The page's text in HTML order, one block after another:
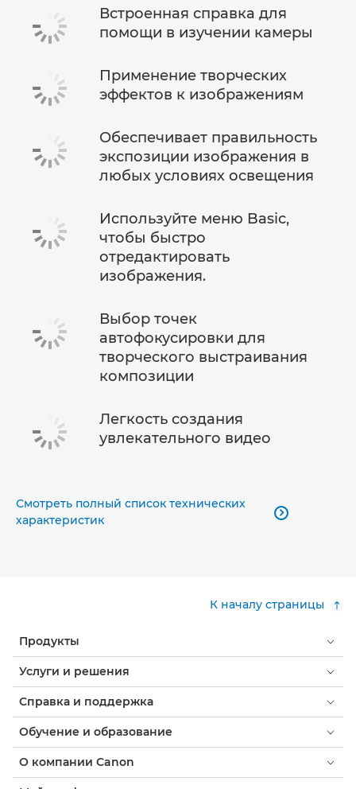
Встроенная справка для
помощи в изучении камеры
Применение творческих
эффектов к изображениям
Обеспечивает правильность
экспозиции изображения в
любых условиях освещения
Используйте меню Basic,
чтобы быстро
отредактировать
изображения.
Выбор точек
автофокусировки для
творческого выстраивания
композиции
Легкость создания
увлекательного видео
Смотреть полный список технических
характеристик

К началу страницы
Продукты
Услуги и решения
Справка и поддержка
Обучение и образование
О компании Canon